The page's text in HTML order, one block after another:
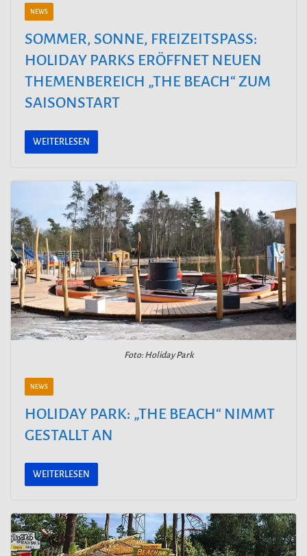
NEWS
SOMMER, SONNE, FREIZEITSPASS: H
OLIDAY PARKS ERÖFFNET NEUEN T
HEMENBEREICH „THE BEACH“ ZUM S
AISONSTART
WEITERLESEN
Foto: Holiday Park
NEWS
HOLIDAY PARK: „THE BEACH“ NIMMT
GESTALLT AN
WEITERLESEN